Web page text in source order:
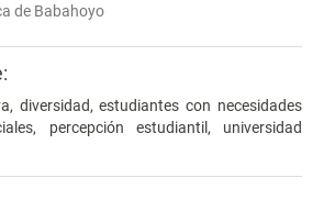
de Babahoyo
diversidad, estudiantes con necesidades
percepción estudiantil, universidad